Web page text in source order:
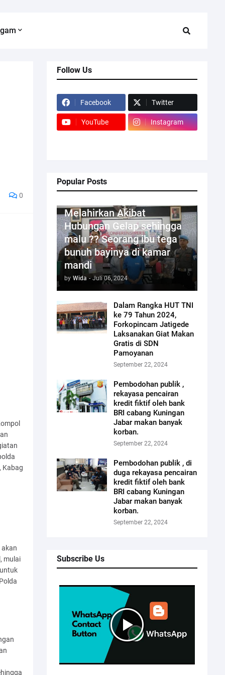
0
Kabag
mulai
Follow Us
Facebook Twitter
YouTube Instagram
Popular Posts
Melahirkan Akibat
Hubungan Gelap sehingga
malu ?? Seorang ibu tega
bunuh bayinya di kamar
mandi
by Wida - Juli 06, 2024
Dalam Rangka HUT TNI
ke 79 Tahun 2024,
Forkopincam Jatigede
Laksanakan Giat Makan
Gratis di SDN
Pamoyanan
September 22, 2024
Pembodohan publik ,
rekayasa pencairan
kredit fiktif oleh bank
BRI cabang Kuningan
Jabar makan banyak
korban.
September 22, 2024
Pembodohan publik , di
duga rekayasa pencairan
kredit fiktif oleh bank
BRI cabang Kuningan
Jabar makan banyak
korban.
September 22, 2024
Subscribe Us